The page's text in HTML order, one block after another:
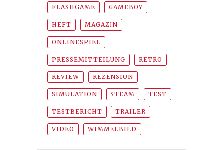
FLASHGAME GAMEBOY
HEFT MAGAZIN
ONLINESPIEL
PRESSEMITTEILUNG RETRO
REVIEW REZENSION
SIMULATION STEAM TEST
TESTBERICHT TRAILER
VIDEO WIMMELBILD